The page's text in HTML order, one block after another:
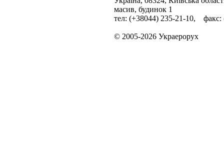
масив, будинок 1
тел: (+38044) 235-21-10, факс:
© 2005-2026 Украерорух